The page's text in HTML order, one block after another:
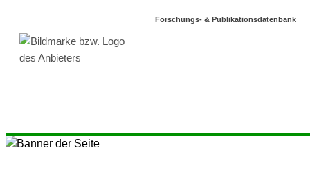
Forschungs- & Publikationsdatenbank